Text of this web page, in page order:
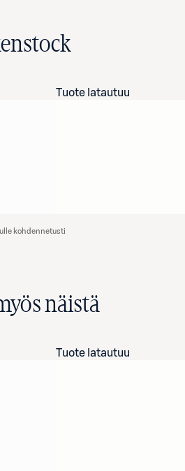
Tuote latautuu
kohdennetusti
näistä
Tuote latautuu